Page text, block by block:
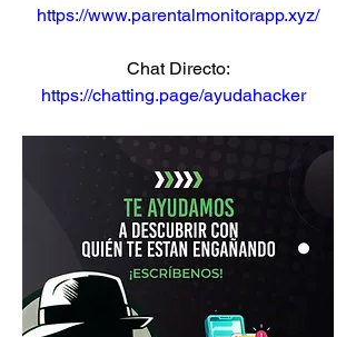
https://www.parentalmonitorapp.xyz/
Chat Directo:
https://chatting.page/ayudahacker